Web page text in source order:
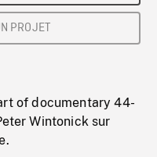
PROJET
of documentary 44-
Wintonick sur